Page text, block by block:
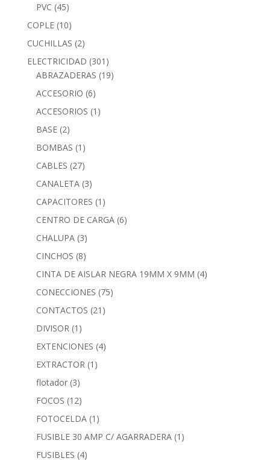
PVC (45)
COPLE (10)
CUCHILLAS (2)
ELECTRICIDAD (301)
ABRAZADERAS (19)
ACCESORIO (6)
ACCESORIOS (1)
BASE (2)
BOMBAS (1)
CABLES (27)
CANALETA (3)
CAPACITORES (1)
CENTRO DE CARGA (6)
CHALUPA (3)
CINCHOS (8)
CINTA DE AISLAR NEGRA 19MM X 9MM (4)
CONECCIONES (75)
CONTACTOS (21)
DIVISOR (1)
EXTENCIONES (4)
EXTRACTOR (1)
flotador (3)
FOCOS (12)
FOTOCELDA (1)
FUSIBLE 30 AMP C/ AGARRADERA (1)
FUSIBLES (4)